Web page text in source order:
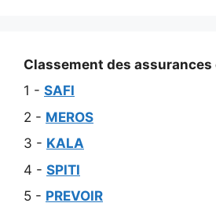
Classement des
1 - SAFI
2 - MEROS
3 - KALA
4 - SPITI
5 - PREVOIR